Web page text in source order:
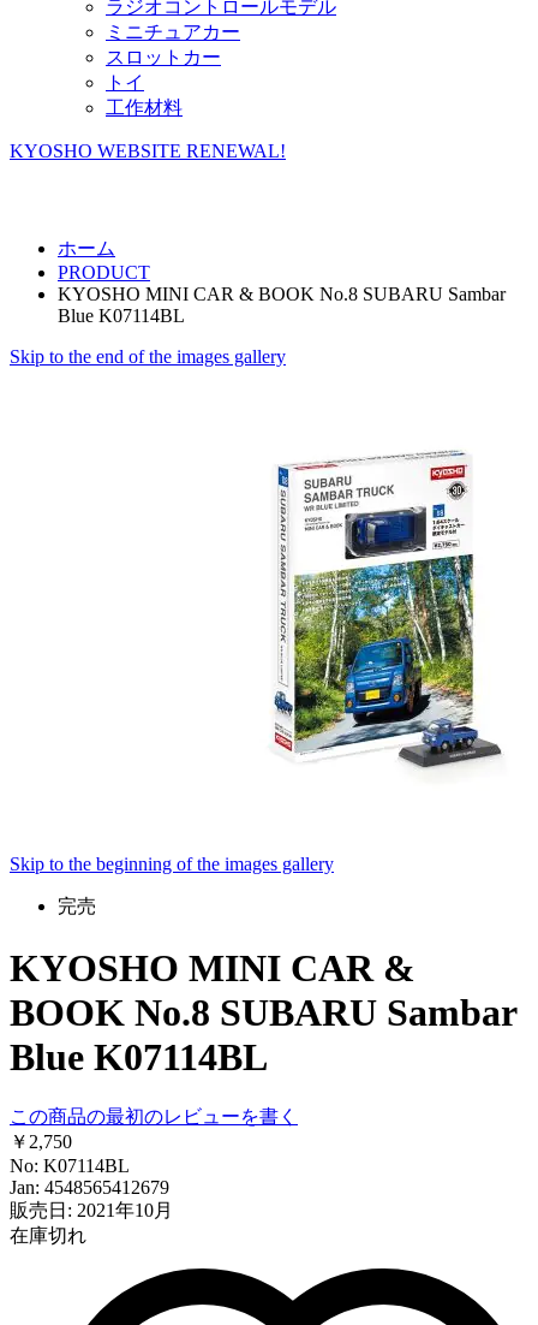
ラジオコントロールモデル
ミニチュアカー
スロットカー
トイ
工作材料
KYOSHO WEBSITE RENEWAL!
ホーム
PRODUCT
KYOSHO MINI CAR & BOOK No.8 SUBARU Sambar
Blue K07114BL
Skip to the end of the images gallery
Skip to the beginning of the images gallery
完売
KYOSHO MINI CAR &
BOOK No.8 SUBARU Sambar
Blue K07114BL
この商品の最初のレビューを書く
￥2,750
No: K07114BL
Jan: 4548565412679
販売日: 2021年10月
在庫切れ